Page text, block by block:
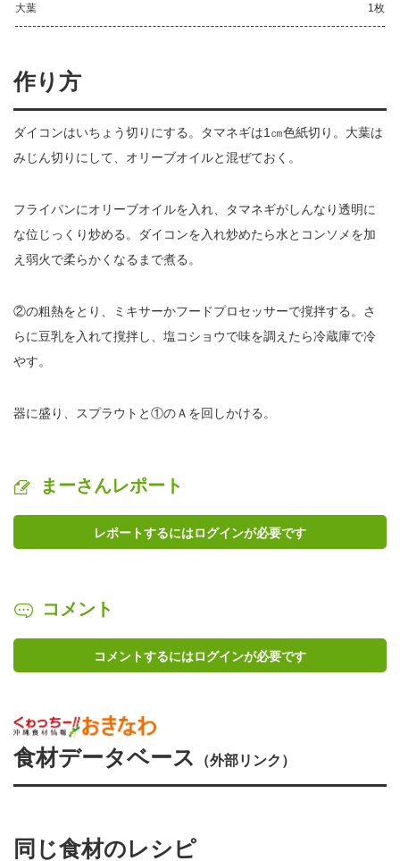
大葉 1枚
作り方
ダイコンはいちょう切りにする。タマネギは1㎝色紙切り。大葉は
みじん切りにして、オリーブオイルと混ぜておく。
フライパンにオリーブオイルを入れ、タマネギがしんなり透明に
な位じっくり炒める。ダイコンを入れ炒めたら水とコンソメを加
え弱火で柔らかくなるまで煮る。
②の粗熱をとり、ミキサーかフードプロセッサーで撹拌する。さ
らに豆乳を入れて撹拌し、塩コショウで味を調えたら冷蔵庫で冷
やす。
器に盛り、スプラウトと①のＡを回しかける。
まーさんレポート
レポートするにはログインが必要です
コメント
コメントするにはログインが必要です
食材データベース （外部リンク）
同じ食材のレシピ